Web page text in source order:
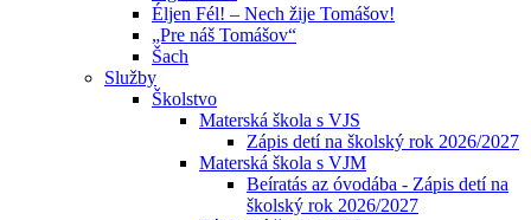
Éljen Fél! – Nech žije Tomášov!
„Pre náš Tomášov“
Šach
Služby
Školstvo
Materská škola s VJS
Zápis detí na školský rok 2026/2027
Materská škola s VJM
Beíratás az óvodába - Zápis detí na
školský rok 2026/2027